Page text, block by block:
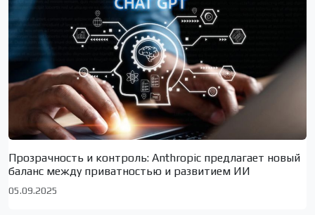
Прозрачность и контроль: Anthropic предлагает новый
баланс между приватностью и развитием ИИ
05.09.2025